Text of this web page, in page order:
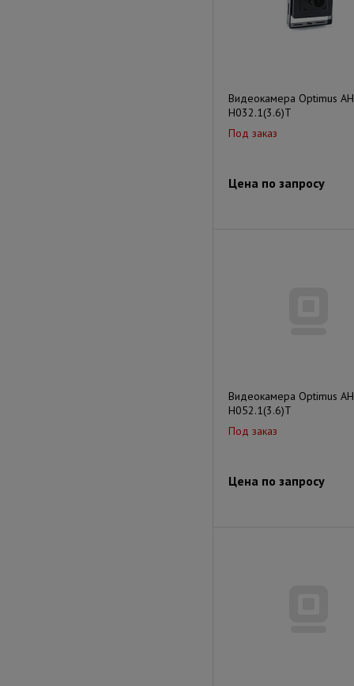
Видеокамера Optimus
H032.1(3.6)T
Под заказ
Цена по запросу
Видеокамера Optimus
H052.1(3.6)T
Под заказ
Цена по запросу